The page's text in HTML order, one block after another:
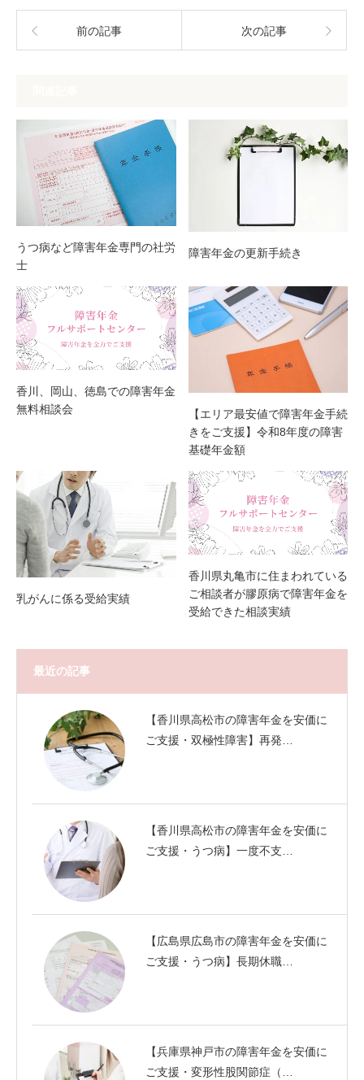
前の記事 次の記事
うつ病など障害年金専門の社労
士
障害年金の更新手続き
香川、岡山、徳島での障害年金
無料相談会
【エリア最安値で障害年金手続
きをご支援】令和8年度の障害
基礎年金額
乳がんに係る受給実績
香川県丸亀市に住まわれている
ご相談者が膠原病で障害年金を
受給できた相談実績
最近の記事
【香川県高松市の障害年金を安価に
ご支援・双極性障害】再発…
【香川県高松市の障害年金を安価に
ご支援・うつ病】一度不支…
【広島県広島市の障害年金を安価に
ご支援・うつ病】長期休職…
【兵庫県神戸市の障害年金を安価に
ご支援・変形性股関節症（…